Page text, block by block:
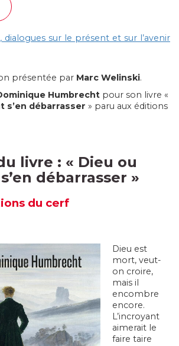
dialogues sur le présent et sur l’avenir
présentée par Marc Welinski.
Humbrecht pour son livre «
s’en débarrasser » paru aux éditions
livre : « Dieu ou
débarrasser »
du cerf
Dieu est
mort, veut-
on croire,
mais il
encombre
encore.
L’incroyant
aimerait le
faire taire